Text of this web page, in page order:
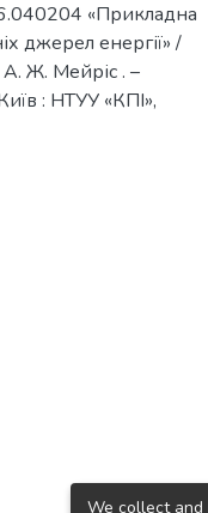
6.040204 «Прикладна
джерел енергії» /
Ж. Мейріс . –
: НТУУ «КПІ»,
We collect and